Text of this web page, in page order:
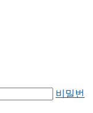
비밀번